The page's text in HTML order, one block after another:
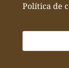
Política de